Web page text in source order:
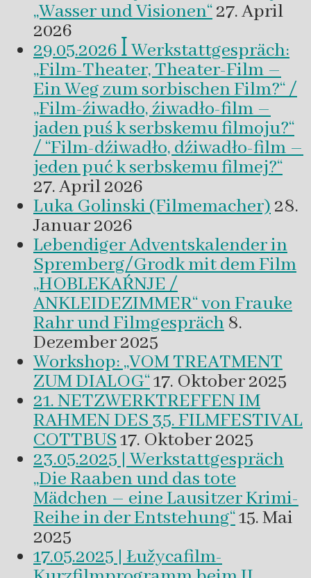
„Wasser und Visionen“27. April
2026
29.05.2026 ꟾ Werkstattgespräch:
„Film-Theater, Theater-Film –
Ein Weg zum sorbischen Film?“ /
„Film-źiwadło, źiwadło-film –
jaden puś k serbskemu filmoju?“
/ “Film-dźiwadło, dźiwadło-film –
jeden puć k serbskemu filmej?“
27. April 2026
Luka Golinski (Filmemacher)28.
Januar 2026
Lebendiger Adventskalender in
Spremberg/Grodk mit dem Film
„HOBLEKAŔNJE /
ANKLEIDEZIMMER“ von Frauke
Rahr und Filmgespräch 8.
Dezember 2025
Workshop: „VOM TREATMENT
ZUM DIALOG“17. Oktober 2025
21. NETZWERKTREFFEN IM
RAHMEN DES 35. FILMFESTIVAL
COTTBUS17. Oktober 2025
23.05.2025 | Werkstattgespräch
„Die Raaben und das tote
Mädchen – eine Lausitzer Krimi-
Reihe in der Entstehung“15. Mai
2025
17.05.2025 | Łužycafilm-